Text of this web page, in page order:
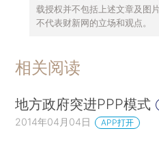
载授权并不包括上述文章及图
不代表财新网的立场和观点。
相关阅读
地方政府突进PPP模式
2014年04月04日 APP打开